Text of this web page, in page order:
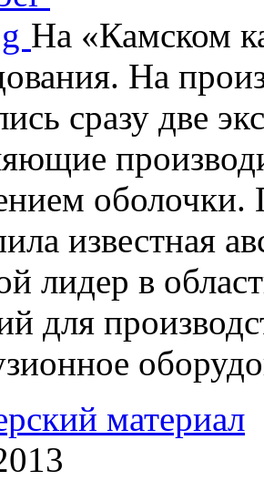
На «Камском
На
сразу две
оболочки.
известная
лидер в
для
материал